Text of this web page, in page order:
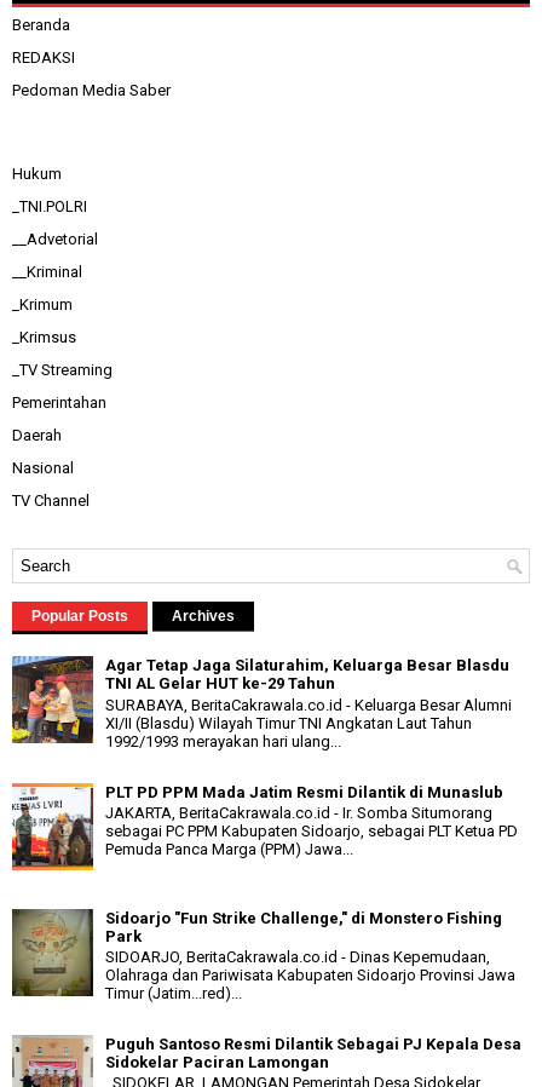
Beranda
REDAKSI
Pedoman Media Saber
Hukum
_TNI.POLRI
__Advetorial
__Kriminal
_Krimum
_Krimsus
_TV Streaming
Pemerintahan
Daerah
Nasional
TV Channel
Popular Posts Archives
Agar Tetap Jaga Silaturahim, Keluarga Besar Blasdu
TNI AL Gelar HUT ke-29 Tahun
SURABAYA, BeritaCakrawala.co.id - Keluarga Besar Alumni
XI/II (Blasdu) Wilayah Timur TNI Angkatan Laut Tahun
1992/1993 merayakan hari ulang...
PLT PD PPM Mada Jatim Resmi Dilantik di Munaslub
JAKARTA, BeritaCakrawala.co.id - Ir. Somba Situmorang
sebagai PC PPM Kabupaten Sidoarjo, sebagai PLT Ketua PD
Pemuda Panca Marga (PPM) Jawa...
Sidoarjo "Fun Strike Challenge," di Monstero Fishing
Park
SIDOARJO, BeritaCakrawala.co.id - Dinas Kepemudaan,
Olahraga dan Pariwisata Kabupaten Sidoarjo Provinsi Jawa
Timur (Jatim...red)...
Puguh Santoso Resmi Dilantik Sebagai PJ Kepala Desa
Sidokelar Paciran Lamongan
SIDOKELAR, LAMONGAN Pemerintah Desa Sidokelar,